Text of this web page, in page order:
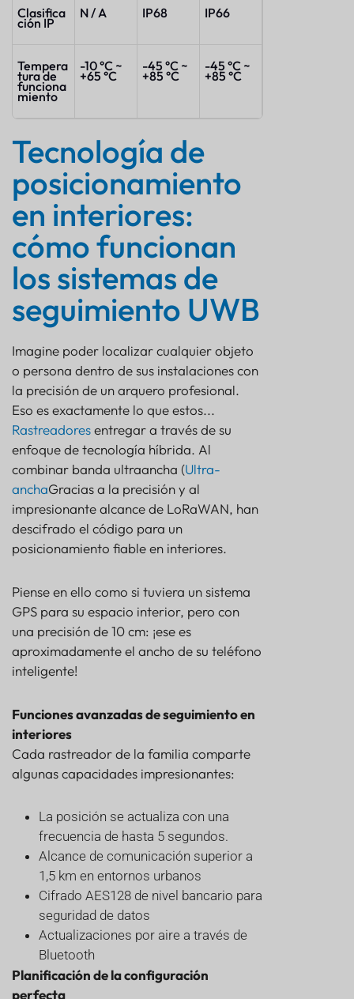
Clasifica
ción IP
N / A IP68 IP66
Tempera
tura de
funciona
miento
-10 °C ~
+65 °C
-45 °C ~
+85 °C
-45 °C ~
+85 °C
Tecnología de
posicionamiento
en interiores:
cómo funcionan
los sistemas de
seguimiento UWB
Imagine poder localizar cualquier objeto
o persona dentro de sus instalaciones con
la precisión de un arquero profesional.
Eso es exactamente lo que estos...
Rastreadoresentregar a través de su
enfoque de tecnología híbrida. Al
combinar banda ultraancha (Ultra-
anchaGracias a la precisión y al
impresionante alcance de LoRaWAN, han
descifrado el código para un
posicionamiento fiable en interiores.
Piense en ello como si tuviera un sistema
GPS para su espacio interior, pero con
una precisión de 10 cm: ¡ese es
aproximadamente el ancho de su teléfono
inteligente!
Funciones avanzadas de seguimiento en
interiores
Cada rastreador de la familia comparte
algunas capacidades impresionantes:
La posición se actualiza con una
frecuencia de hasta 5 segundos.
Alcance de comunicación superior a
1,5 km en entornos urbanos
Cifrado AES128 de nivel bancario para
seguridad de datos
Actualizaciones por aire a través de
Bluetooth
Planificación de la configuración
perfecta